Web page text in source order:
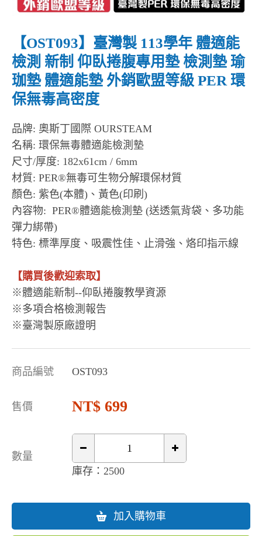
【OST093】臺灣製 113學年 體適能
檢測 新制 仰臥捲腹專用墊 檢測墊 瑜
珈墊 體適能墊 外銷歐盟等級 PER 環
保無毒高密度
品牌: 奧斯丁國際 OURSTEAM
名稱: 環保無毒體適能檢測墊
尺寸/厚度: 182x61cm / 6mm
材質: PER®無毒可生物分解環保材質
顏色: 紫色(本體)、黃色(印刷)
內容物: PER®體適能檢測墊 (送透氣背袋、多功能
彈力綁帶)
特色: 標準厚度、吸震性佳、止滑強、烙印指示線
【購買後歡迎索取】
※體適能新制--仰臥捲腹教學資源
※​​​​​多項合格檢測報告
※臺灣製原廠證明
商品編號 OST093
售價 699
數量
庫存：2500
加入購物車